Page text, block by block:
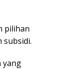
pilihan
yang